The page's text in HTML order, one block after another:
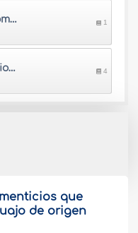
Excelencia de algunas comidas y bebidas 1
Algunas cuestiones relacionadas con las comidas y bebidas 4
que
de origen